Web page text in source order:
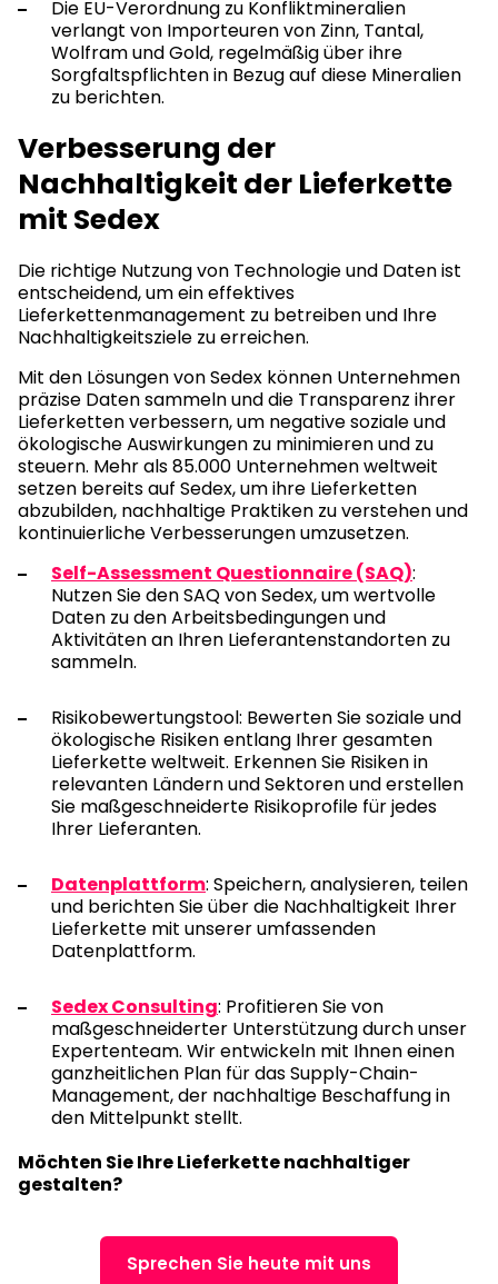
Die EU-Verordnung zu Konfliktmineralien
verlangt von Importeuren von Zinn, Tantal,
Wolfram und Gold, regelmäßig über ihre
Sorgfaltspflichten in Bezug auf diese Mineralien
zu berichten.
Verbesserung der
Nachhaltigkeit der Lieferkette
mit Sedex
Die richtige Nutzung von Technologie und Daten ist
entscheidend, um ein effektives
Lieferkettenmanagement zu betreiben und Ihre
Nachhaltigkeitsziele zu erreichen.
Mit den Lösungen von Sedex können Unternehmen
präzise Daten sammeln und die Transparenz ihrer
Lieferketten verbessern, um negative soziale und
ökologische Auswirkungen zu minimieren und zu
steuern. Mehr als 85.000 Unternehmen weltweit
setzen bereits auf Sedex, um ihre Lieferketten
abzubilden, nachhaltige Praktiken zu verstehen und
kontinuierliche Verbesserungen umzusetzen.
Self-Assessment Questionnaire (SAQ):
Nutzen Sie den SAQ von Sedex, um wertvolle
Daten zu den Arbeitsbedingungen und
Aktivitäten an Ihren Lieferantenstandorten zu
sammeln.
Risikobewertungstool: Bewerten Sie soziale und
ökologische Risiken entlang Ihrer gesamten
Lieferkette weltweit. Erkennen Sie Risiken in
relevanten Ländern und Sektoren und erstellen
Sie maßgeschneiderte Risikoprofile für jedes
Ihrer Lieferanten.
Datenplattform: Speichern, analysieren, teilen
und berichten Sie über die Nachhaltigkeit Ihrer
Lieferkette mit unserer umfassenden
Datenplattform.
Sedex Consulting: Profitieren Sie von
maßgeschneiderter Unterstützung durch unser
Expertenteam. Wir entwickeln mit Ihnen einen
ganzheitlichen Plan für das Supply-Chain-
Management, der nachhaltige Beschaffung in
den Mittelpunkt stellt.
Möchten Sie Ihre Lieferkette nachhaltiger
gestalten?
Sprechen Sie heute mit uns